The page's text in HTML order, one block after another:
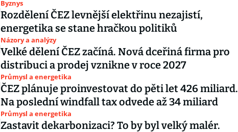
Byznys
Rozdělení ČEZ levnější elektřinu nezajistí,
energetika se stane hračkou politiků
Názory a analýzy
Velké dělení ČEZ začíná. Nová dceřiná firma pro
distribuci a prodej vznikne v roce 2027
Průmysl a energetika
ČEZ plánuje proinvestovat do pěti let 426 miliard.
Na poslední windfall tax odvede až 34 miliard
Průmysl a energetika
Zastavit dekarbonizaci? To by byl velký malér.